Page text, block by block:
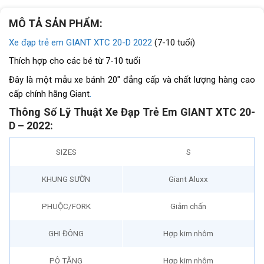
MÔ TẢ SẢN PHẨM:
Xe đạp trẻ em GIANT XTC 20-D 2022 (7-10 tuổi)
Thích hợp cho các bé từ 7-10 tuổi
Đây là một mẫu xe bánh 20″ đẳng cấp và chất lượng hàng cao
cấp chính hãng Giant.
Thông Số Lỹ Thuật Xe Đạp Trẻ Em GIANT XTC 20-
D – 2022:
SIZES S
KHUNG SƯỜN Giant Aluxx
PHUỘC/FORK Giảm chấn
GHI ĐÔNG Hợp kim nhôm
PÔ TĂNG Hợp kim nhôm